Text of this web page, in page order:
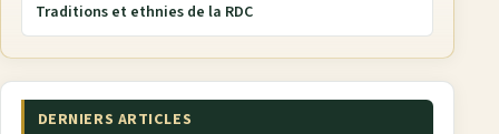
Traditions et ethnies de la RDC
DERNIERS ARTICLES